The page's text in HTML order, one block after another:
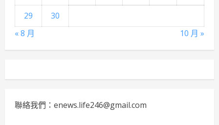
29
30
« 8 月
10 月 »
聯絡我們：enews.life246@gmail.com